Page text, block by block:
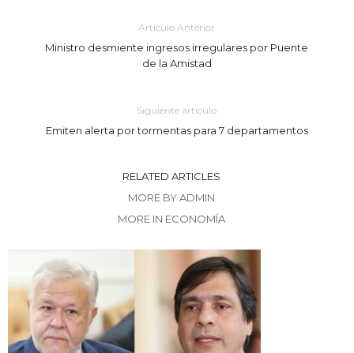
Artículo Anterior
Ministro desmiente ingresos irregulares por Puente
de la Amistad
Siguiente artículo
Emiten alerta por tormentas para 7 departamentos
RELATED ARTICLES
MORE BY ADMIN
MORE IN ECONOMÍA